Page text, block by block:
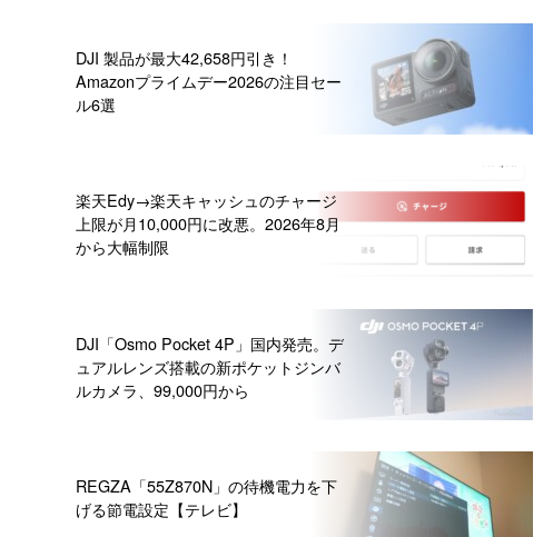
DJI 製品が最大42,658円引き！
Amazonプライムデー2026の注目セー
ル6選
楽天Edy→楽天キャッシュのチャージ
上限が月10,000円に改悪。2026年8月
から大幅制限
DJI「Osmo Pocket 4P」国内発売。デ
ュアルレンズ搭載の新ポケットジンバ
ルカメラ、99,000円から
REGZA「55Z870N」の待機電力を下
げる節電設定【テレビ】